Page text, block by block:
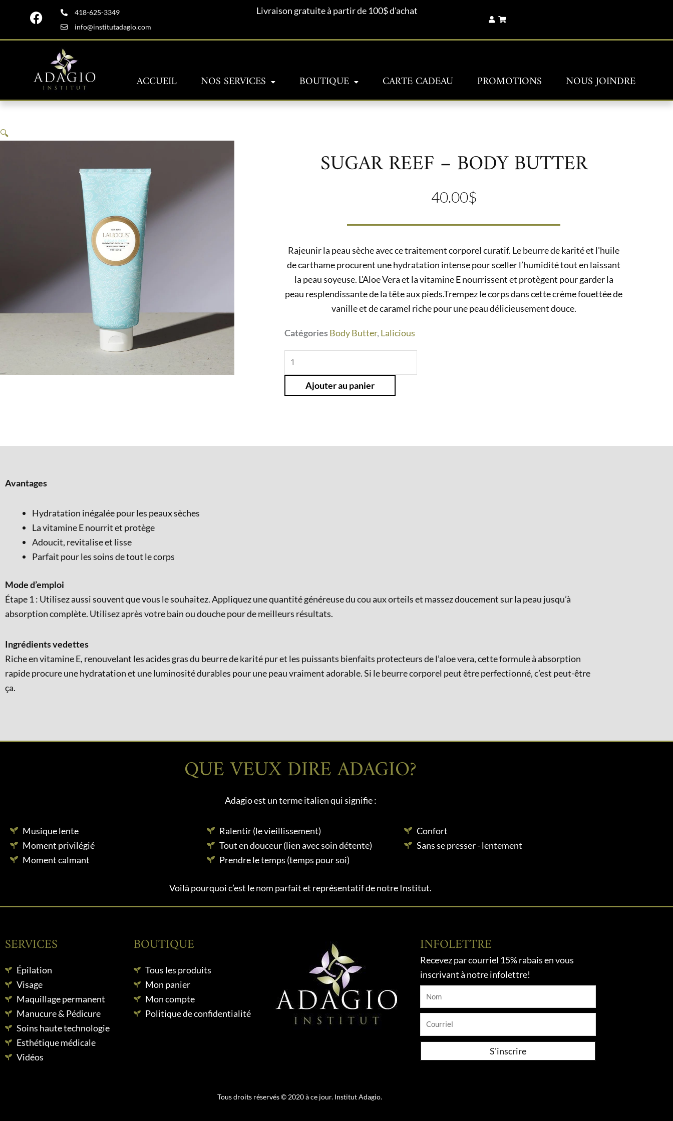
F
c
o
k
418-625-3349
info@institutadagio.com
Livraison gratuite à partir de 100$ d'achat
ACCUEIL NOS SERVICES BOUTIQUE CARTE CADEAU PROMOTIONS NOUS JOINDRE
🔍
SUGAR REEF – BODY BUTTER
40.00$
Rajeunir la peau sèche avec ce traitement corporel curatif. Le beurre de karité et l’huile
de carthame procurent une hydratation intense pour sceller l’humidité tout en laissant
la peau soyeuse. L’Aloe Vera et la vitamine E nourrissent et protègent pour garder la
peau resplendissante de la tête aux pieds.Trempez le corps dans cette crème fouettée de
vanille et de caramel riche pour une peau délicieusement douce.
Catégories Body Butter, Lalicious
quantité
Sugar
Butter
Ajouter au panier
Avantages
Hydratation inégalée pour les peaux sèches
La vitamine E nourrit et protège
Adoucit, revitalise et lisse
Parfait pour les soins de tout le corps
Mode d’emploi
Étape 1 : Utilisez aussi souvent que vous le souhaitez. Appliquez une quantité généreuse du cou aux orteils et massez doucement sur la peau jusqu’à
absorption complète. Utilisez après votre bain ou douche pour de meilleurs résultats.
Ingrédients vedettes
Riche en vitamine E, renouvelant les acides gras du beurre de karité pur et les puissants bienfaits protecteurs de l’aloe vera, cette formule à absorption
rapide procure une hydratation et une luminosité durables pour une peau vraiment adorable. Si le beurre corporel peut être perfectionné, c’est peut-être
ça.
QUE VEUX DIRE ADAGIO?
Adagio est un terme italien qui signifie :
Musique lente
Moment privilégié
Moment calmant
Ralentir (le vieillissement)
Tout en douceur (lien avec soin détente)
Prendre le temps (temps pour soi)
Confort
Sans se presser - lentement
Voilà pourquoi c’est le nom parfait et représentatif de notre Institut.
SERVICES
Épilation
Visage
Maquillage permanent
Manucure & Pédicure
Soins haute technologie
Esthétique médicale
Vidéos
BOUTIQUE
Tous les produits
Mon panier
Mon compte
Politique de confidentialité
INFOLETTRE
Recevez par courriel 15% rabais en vous
inscrivant à notre infolettre!
Nom
Courriel
S'inscrire
Tous droits réservés © 2020 à ce jour. Institut Adagio.